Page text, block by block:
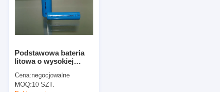
Ładowalna bateria latarki
Akumulator oświetlenia awaryjnego
Bateria Li Mno2
Bateria Li Socl2
Podstawowa bateria
litowa o wysokiej
Cena:negocjowalne
MOQ:10 SZT.